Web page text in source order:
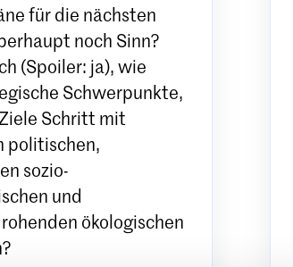
für die nächsten
noch Sinn?
(Spoiler: ja), wie
Schwerpunkte,
Schritt mit
politischen,
sozio-
und
ökologischen